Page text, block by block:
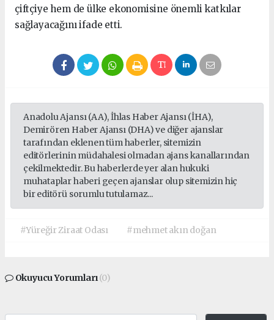
çiftçiye hem de ülke ekonomisine önemli katkılar
sağlayacağını ifade etti.
Anadolu Ajansı (AA), İhlas Haber Ajansı (İHA),
Demirören Haber Ajansı (DHA) ve diğer ajanslar
tarafından eklenen tüm haberler, sitemizin
editörlerinin müdahalesi olmadan ajans kanallarından
çekilmektedir. Bu haberlerde yer alan hukuki
muhataplar haberi geçen ajanslar olup sitemizin hiç
bir editörü sorumlu tutulamaz...
#Yüreğir Ziraat Odası #mehmet akın doğan
Okuyucu Yorumları(0)